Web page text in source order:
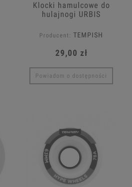
Klocki hamulcowe do
hulajnogi URBIS
Producent: TEMPISH
29,00 zł
Powiadom o dostępności